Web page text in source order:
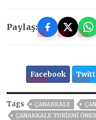
Paylaş:
Facebook
Tags ÇANAKKALE
ÇANAKKALE TURİZMİ